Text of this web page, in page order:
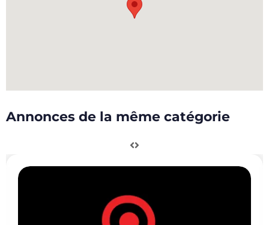
Annonces de la même catégorie